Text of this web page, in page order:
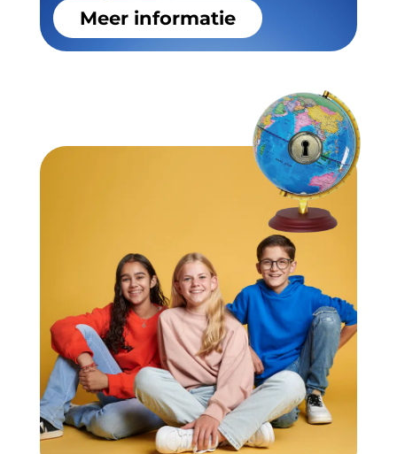
Meer informatie